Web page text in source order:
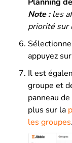
Note :les
priorité sur
appuyez sur
Il est
groupe et
panneau
plus sur la
les groupes.